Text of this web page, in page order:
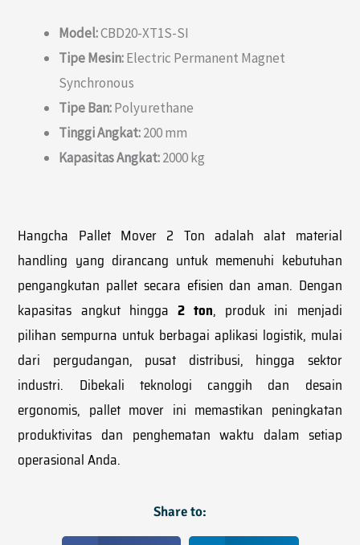
Model:CBD20-XT1S-SI
Tipe Mesin:Electric Permanent Magnet
Synchronous
Tipe Ban:Polyurethane
Tinggi Angkat:200 mm
Kapasitas Angkat:2000 kg
Hangcha Pallet Mover 2 Ton adalah alat material
handling yang dirancang untuk memenuhi kebutuhan
pengangkutan pallet secara efisien dan aman. Dengan
kapasitas angkut hingga 2 ton, produk ini menjadi
pilihan sempurna untuk berbagai aplikasi logistik, mulai
dari pergudangan, pusat distribusi, hingga sektor
industri. Dibekali teknologi canggih dan desain
ergonomis, pallet mover ini memastikan peningkatan
produktivitas dan penghematan waktu dalam setiap
operasional Anda.
Share to: